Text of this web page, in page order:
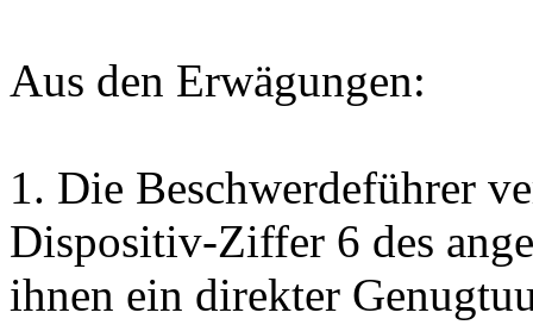
Aus den Erwägungen:
1. Die Beschwerdeführer
Dispositiv-Ziffer 6 des
ihnen ein direkter